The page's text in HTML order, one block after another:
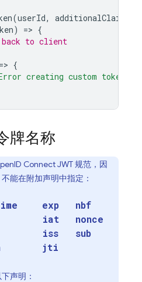
(userId, additionalClaims
) => {
back to client
=> {
creating custom token:'
牌名称
Connect JWT 规范，因
能在附加声明中指定：
exp
iat
iss
jti
nbf
nonce
sub
声明：